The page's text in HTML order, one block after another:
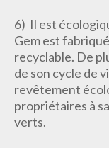
6) Il est
Gem est
recyclable. De
de son cycle de
revêtement
propriétaires à
verts.